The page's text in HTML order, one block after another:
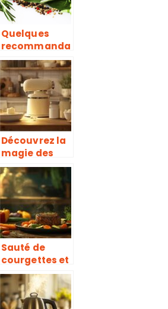
alimentaires
Quelques
recommanda
tions sur le
poivre pour
parfaire vos
recettes de
cuisine
Découvrez la
magie des
machines à
beurre
maison :
l’histoire
fascinante du
beurre
fermier
Sauté de
courgettes et
poivrons à la
provençale :
l’accompagn